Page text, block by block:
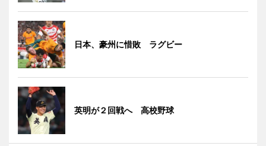
日本、豪州に惜敗 ラグビー
英明が２回戦へ 高校野球